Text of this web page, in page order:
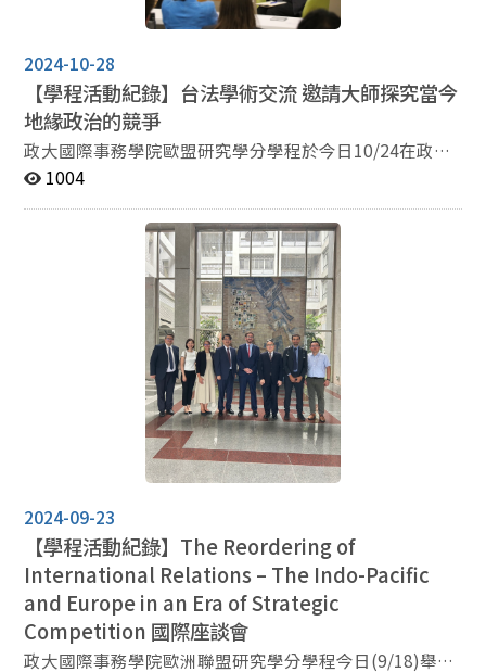
定成績 (或是修習英文課程成績) 請將申請表及書審資料於
期限內繳交至院辦公室暐傑助教 申請表請送紙本至國務院
辦公室-申請表如附件 ⭐️請將書審資料合併為一個PDF檔，
並e-mail至助教信箱 ocia@nccu.edu.tw ⭐️信件主旨請敘
明: 系級_姓名_申請國際事務學院歐盟學分學程書審資料
繳交 附件: 歐盟學程申請表 歐盟學程施行細則 歐盟學程修
習科目一覽表
Daniel Przastek的介紹，參與師生瞭解到華沙大學卓越的
得主，也在全球大學排名中有亮眼表現。其富含歷史的校
園和豐富的學術資源，也使華沙大學成為國際上備受矚目
的知識樞紐。 而在這之中，政治與國際研究學院更是以
其國際化教學環境而聞名，提供了多樣學程和區域研究，
包括國際安全、文化、經濟等領域，院長表示國際生不僅
有機會參與精心規劃且扎實的學碩士計畫提升學術知識，
還能在國際化的環境中拓展世界觀和多元包容的心胸。值
得一提的是，Daniel Przastek院長也與師生分享了關於該
校圖書館的趣聞，讓整場座談笑聲不斷，氣氛十分熱絡。
Daniel Przastek院長與其Maciej Raś教授、Łukasz
Zamęcki教授、Linda Masalska教授，以及政治大學國合
處國合長湯京平教授、國務院代表副院長盧業中教授、蘇
卓馨教授和李佳怡教授，共同見證了這一重要時刻。 盧
業中副院長在致詞中，首先替國務院院長連弘宜教授表達
其無法出席的遺憾，接著細數過去兩年兩校學院建立的牢
固友誼，以及在研究和教育領域展開的多項合作計畫。其
中，歐盟學程與Łukasz Zamęcki教授的多次學術講座及
接著表達了他對簽署協議的興奮和喜悅。他強調此學術交
流計劃的可能性，包括參與研究、獎學金、舉辦研討會和
工作坊等合作機會，期許這次的簽約能夠激勵兩校師生培
養參與跨文化經驗和心胸，豐富雙方對歐亞知識的深度及
廣度。 整場儀式在兩所大學代表簽署交換學生協議的隆
重時刻中落幕，標誌著政治大學國際事務學院和華沙大學
政治暨國際研究學院承諾的延續及深化。最後兩校以相互
2024-10-28
【學程活動紀錄】台法學術交流 邀請大師探究當今
地緣政治的競爭
政大國際事務學院歐盟研究學分學程於今日10/24在政大
公企中心舉辦「科學泡泡堂: 地緣政治下的亞洲」論壇活
法國國際關係研究大師-中研院吳玉山院士以及法國國家
科學研究中心榮譽研究員Jean-Pierre Cabestan擔任講
者，針對當今地緣政治的發展進行對談，希望藉由本次論
壇促進台法之間的學術交流。 論壇首先由Dr. Cabestan
發表演講，Dr. Cabestan表示，當今的地緣政治風險逐漸
升高，許多地區都出現衝突，這代表國際政治目前正在經
歷權力轉移 (Power transition)，國際秩序逐漸從美國獨
強轉向美中互相競爭的雙極體系(bi polar)，而台灣也順
應國際局勢，在地緣政治競爭中逐漸親近以美國為首的西
方陣營，並增加與西方國家的投資，減少對中國的依賴，
然台美之間並未發展官方的外交關係，也並未像美日一樣
組成軍事同盟，因此無法得知一旦台海發生衝突時，美國
會如何應對，而雖然美國在拜登任內積極推行印太戰略，
對抗中國的意識逐漸明顯，不過美國仍須面對政權的移
轉、國會的意見以及整體社會人民的聲音，這使未來美國
對印太地區的外交策略仍無法預期，在這樣的情況下，台
海仍有潛在發生衝突的機會。 接續Dr. Cabestan的論
點，吳玉山院士指出近年來國際出現越來越多衝突，從烏
俄戰爭到以哈衝突，也讓許多人擔心台灣是否會成為下一
1004
2024-09-23
【學程活動紀錄】 The Reordering of
International Relations – The Indo-Pacific
and Europe in an Era of Strategic
Competition 國際座談會
政大國際事務學院歐洲聯盟研究學分學程今日(9/18)舉辦